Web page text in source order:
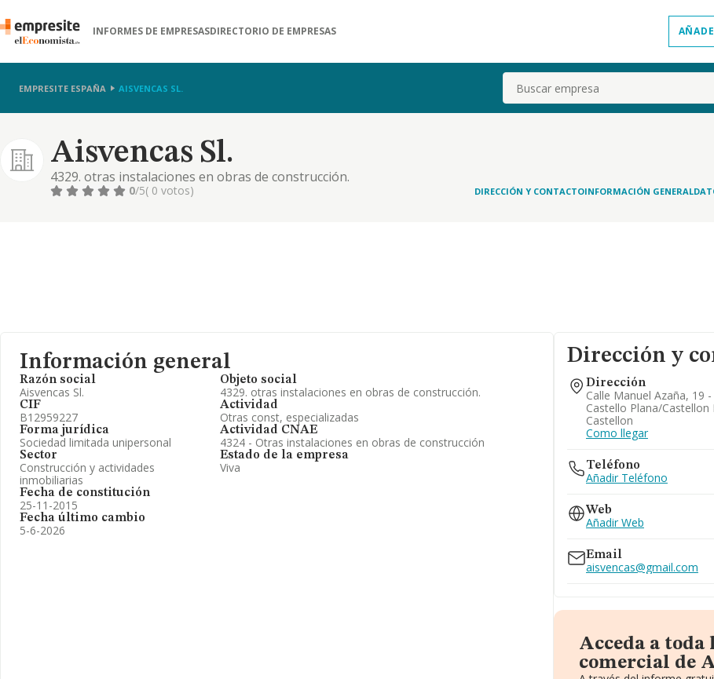
INFORMES DE EMPRESASDIRECTORIO DE EMPRESAS
EMPRESITE ESPAÑA AISVENCAS SL. Buscar
Aisvencas Sl.
4329. otras instalaciones en obras de construcción.
0/5( 0 votos) DIRECCIÓN Y CONTACTOINFORMACIÓN GENERAL
Información general
Razón social
Aisvencas Sl.
CIF
B12959227
Forma jurídica
Sociedad limitada unipersonal
Sector
Construcción y actividades
inmobiliarias
Fecha de constitución
25-11-2015
Fecha último cambio
5-6-2026
Objeto social
4329. otras instalaciones en obras de construcción.
Actividad
Otras const, especializadas
Actividad CNAE
4324 - Otras instalaciones en obras de construcción
Estado de la empresa
Viva
Dirección y
Dirección
Calle Manuel Azaña, 19
Castello Plana/castellon
Castellon
Como llegar
Teléfono
Añadir Teléfono
Web
Añadir Web
Email
aisvencas@gmail.com
Acceda a
comercial de